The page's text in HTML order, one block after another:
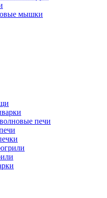
мышки
печи